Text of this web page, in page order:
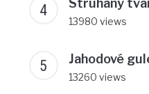
Strúhaný
13980 views
Jahodové
13260 views